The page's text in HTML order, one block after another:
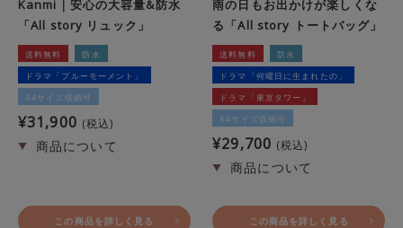
Kanmi｜安心の大容量&防水
「All story リュック」
送料無料
防水
ドラマ「ブルーモーメント」
A4サイズ収納可
¥31,900 税込
この商品を詳しく見る
雨の日もお出かけが楽しくな
る「All story トートバッグ」
送料無料
防水
ドラマ「何曜日に生まれたの」
ドラマ「東京タワー」
A4サイズ収納可
¥29,700 税込
この商品を詳しく見る